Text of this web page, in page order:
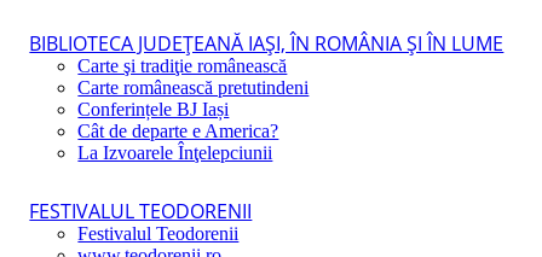
BIBLIOTECA JUDEŢEANĂ IAŞI, ÎN ROMÂNIA ŞI ÎN LUME
Carte şi tradiţie românească
Carte românească pretutindeni
Conferințele BJ Iași
Cât de departe e America?
La Izvoarele Înţelepciunii
FESTIVALUL TEODORENII
Festivalul Teodorenii